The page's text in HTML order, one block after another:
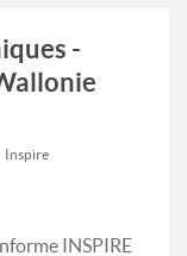
-
Inspire
INSPIRE